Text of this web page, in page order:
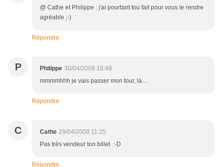
@ Cathe et Philippe : j'ai pourtant tou fait pour vous le rendre
agréable ;-)
Répondre
P Philippe 30/04/2008 16:48
mmmmhhh je vais passer mon tour, là....
Répondre
C Cathe 29/04/2008 11:25
Pas très vendeur ton billet :-D
Répondre